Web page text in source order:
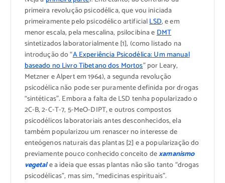
primeira revolução psicodélica, que vou iniciada
primeiramente pelo psicodélico artificialLSD, e em
menor escala, pela mescalina, psilocibina eDMT
sintetizados laboratorialmente [1], (como listado na
introdução do “A Experiência Psicodélica: Um manual
baseado no Livro Tibetano dos Mortos” por Leary,
Metzner e Alpert em 1964), a segunda revolução
psicodélica não pode ser puramente definida por drogas
“sintéticas”. Embora a falta de LSD tenha popularizado o
2C-B, 2-C-T-7, 5-MeO-DIPT, e outros compostos
psicodélicos laboratoriais antes desconhecidos, ela
também popularizou um renascer no interesse de
enteógenos naturais das plantas [2] e a popularização do
previamente pouco conhecido conceito dexamanismo
vegetale a ideia que essas plantas não são tanto “drogas
psicodélicas”, mas sim, “medicinas espirituais”.